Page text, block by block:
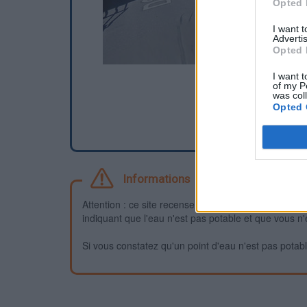
Opted
I want
Opted
I want
of my
was
Opted
Informations
Attention : ce site recense des points d'eau dont
indiquant que l'eau n'est pas potable et que vous
Si vous constatez qu'un point d'eau n'est pas